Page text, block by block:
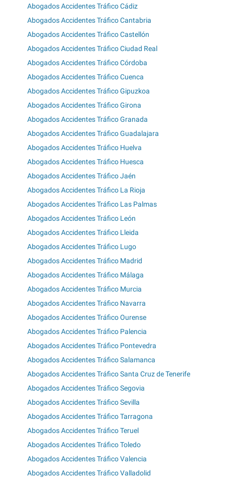
Abogados Accidentes Tráfico Cádiz
Abogados Accidentes Tráfico Cantabria
Abogados Accidentes Tráfico Castellón
Abogados Accidentes Tráfico Ciudad Real
Abogados Accidentes Tráfico Córdoba
Abogados Accidentes Tráfico Cuenca
Abogados Accidentes Tráfico Gipuzkoa
Abogados Accidentes Tráfico Girona
Abogados Accidentes Tráfico Granada
Abogados Accidentes Tráfico Guadalajara
Abogados Accidentes Tráfico Huelva
Abogados Accidentes Tráfico Huesca
Abogados Accidentes Tráfico Jaén
Abogados Accidentes Tráfico La Rioja
Abogados Accidentes Tráfico Las Palmas
Abogados Accidentes Tráfico León
Abogados Accidentes Tráfico Lleida
Abogados Accidentes Tráfico Lugo
Abogados Accidentes Tráfico Madrid
Abogados Accidentes Tráfico Málaga
Abogados Accidentes Tráfico Murcia
Abogados Accidentes Tráfico Navarra
Abogados Accidentes Tráfico Ourense
Abogados Accidentes Tráfico Palencia
Abogados Accidentes Tráfico Pontevedra
Abogados Accidentes Tráfico Salamanca
Abogados Accidentes Tráfico Santa Cruz de Tenerife
Abogados Accidentes Tráfico Segovia
Abogados Accidentes Tráfico Sevilla
Abogados Accidentes Tráfico Tarragona
Abogados Accidentes Tráfico Teruel
Abogados Accidentes Tráfico Toledo
Abogados Accidentes Tráfico Valencia
Abogados Accidentes Tráfico Valladolid